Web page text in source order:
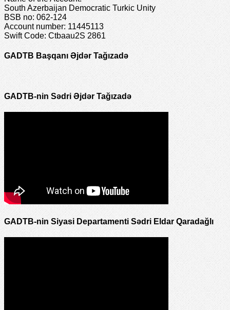
South Azerbaijan Democratic Turkic Unity
BSB no: 062-124
Account number: 11445113
Swift Code: Ctbaau2S 2861
GADTB Başqanı Əjdər Tağızadə
GADTB-nin Sədri Əjdər Tağızadə
GADTB-nin Siyasi Departamenti Sədri Eldar Qaradağlı